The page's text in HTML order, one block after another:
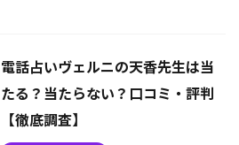
電話占いヴェルニの天香先生は当
たる？当たらない？口コミ・評判
【徹底調査】